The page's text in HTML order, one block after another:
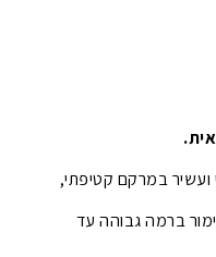
במרקם קטיפתי,
ברמה גבוהה עד